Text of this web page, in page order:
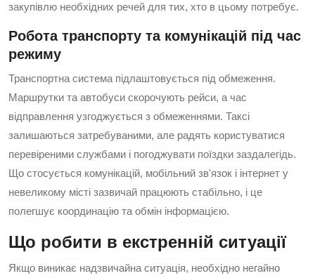
закупівлю необхідних речей для тих, хто в цьому потребує.
Робота транспорту та комунікацій під час
режиму
Транспортна система підлаштовується під обмеження.
Маршрутки та автобуси скорочують рейси, а час
відправлення узгоджується з обмеженнями. Таксі
залишаються затребуваними, але радять користуватися
перевіреними службами і погоджувати поїздки заздалегідь.
Що стосується комунікацій, мобільний зв'язок і інтернет у
невеликому місті зазвичай працюють стабільно, і це
полегшує координацію та обмін інформацією.
Що робити в екстренній ситуації
Якщо виникає надзвичайна ситуація, необхідно негайно